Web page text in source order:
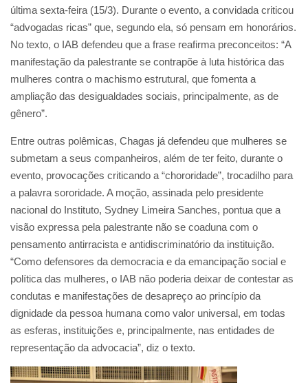
última sexta-feira (15/3). Durante o evento, a convidada criticou
“advogadas ricas” que, segundo ela, só pensam em honorários.
No texto, o IAB defendeu que a frase reafirma preconceitos: “A
manifestação da palestrante se contrapõe à luta histórica das
mulheres contra o machismo estrutural, que fomenta a
ampliação das desigualdades sociais, principalmente, as de
gênero”.
Entre outras polêmicas, Chagas já defendeu que mulheres se
submetam a seus companheiros, além de ter feito, durante o
evento, provocações criticando a “chororidade”, trocadilho para
a palavra sororidade. A moção, assinada pelo presidente
nacional do Instituto, Sydney Limeira Sanches, pontua que a
visão expressa pela palestrante não se coaduna com o
pensamento antirracista e antidiscriminatório da instituição.
“Como defensores da democracia e da emancipação social e
política das mulheres, o IAB não poderia deixar de contestar as
condutas e manifestações de desapreço ao princípio da
dignidade da pessoa humana como valor universal, em todas
as esferas, instituições e, principalmente, nas entidades de
representação da advocacia”, diz o texto.